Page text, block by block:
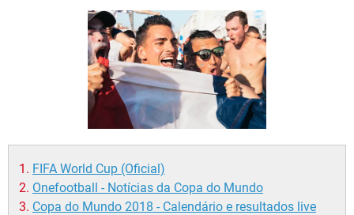
GUIA DE COMPRAS
FIFA World Cup (Oficial)
Onefootball - Notícias da Copa do Mundo
Copa do Mundo 2018 - Calendário e resultados live